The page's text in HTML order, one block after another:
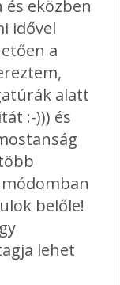
a
a
a
nem
eközben
idővel
a
alatt
:-))) és
belőle!
lehet